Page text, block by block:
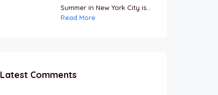
Summer in New York City is...
Read More
Latest Comments